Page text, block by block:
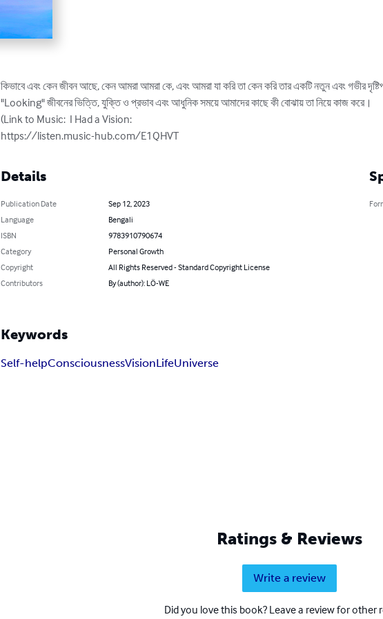
কিভাবে এবং কেন জীবন আছে, কেন আমরা আমরা কে, এবং আমরা যা করি তা কেন করি তার একটি নতুন এবং গভীর
"Looking" জীবনের ভিত্তি, যুক্তি ও প্রভাব এবং আধুনিক সময়ে আমাদের কাছে কী বোঝায় তা নিয়ে কাজ করে।
(Link to Music:  I Had a Vision:
https://listen.music-hub.com/E1QHVT
Details
Publication Date
Sep 12, 2023
Language
Bengali
ISBN
9783910790674
Category
Personal Growth
Copyright
All Rights Reserved - Standard Copyright License
Contributors
By (author): LÖ-WE
Keywords
Self-helpConsciousnessVisionLifeUniverse
Ratings & Reviews
Write a review
Did you love this book? Leave a review for other